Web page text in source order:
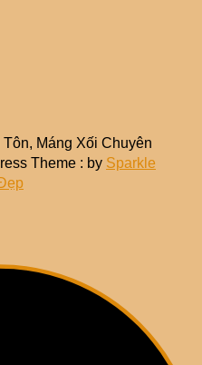
Máng Xối Chuyên
Theme : by Sparkle